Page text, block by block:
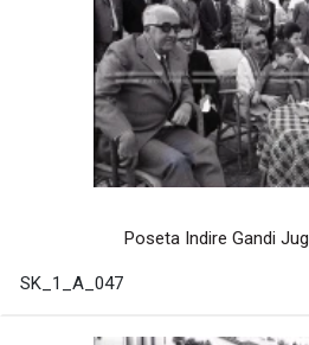
Poseta Indire Gandi
SK_1_A_047